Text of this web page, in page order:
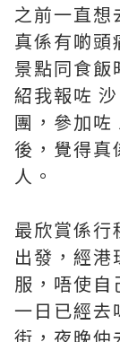
之前一直想
真係有啲頭
景點同食飯
紹我報咗
團，參加咗
後，覺得真
人。
最欣賞係行
出發，經
服，唔使自
一日已經去